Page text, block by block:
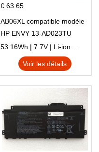
€ 63.65
AB06XL compatible modèle
HP ENVY 13-AD023TU
HSTNN-DB8C 921438-855
TPN-I128
53.16Wh | 7.7V | Li-ion ...
Voir les détails